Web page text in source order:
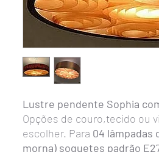
Lustre pendente Sophia
Opções de couro,tecido ou
escolher. Para 04 lâmpadas
morna) soquetes padrão